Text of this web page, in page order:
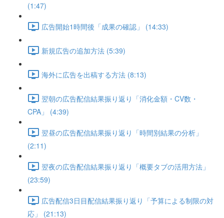
(1:47)
広告開始1時間後「成果の確認」 (14:33)
新規広告の追加方法 (5:39)
海外に広告を出稿する方法 (8:13)
翌朝の広告配信結果振り返り「消化金額・CV数・
CPA」 (4:39)
翌昼の広告配信結果振り返り「時間別結果の分析」
(2:11)
翌夜の広告配信結果振り返り「概要タブの活用方法」
(23:59)
広告配信3日目配信結果振り返り「予算による制限の対
応」 (21:13)